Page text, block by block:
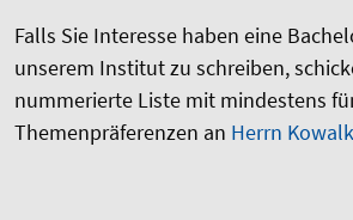
Falls Sie Interesse haben eine
unserem Institut zu schreiben,
nummerierte Liste mit mindestens
Themenpräferenzen an Herrn